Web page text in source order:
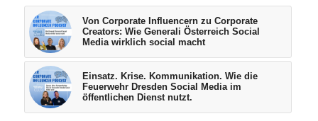
Von Corporate Influencern zu Corporate
Creators: Wie Generali Österreich Social
Media wirklich social macht
Einsatz. Krise. Kommunikation. Wie die
Feuerwehr Dresden Social Media im
öffentlichen Dienst nutzt.